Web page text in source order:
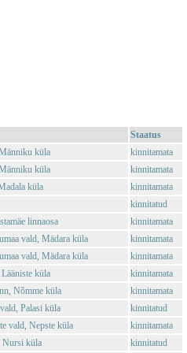
Staatus
küla
kinnitamata
küla
kinnitamata
küla
kinnitamata
kinnitatud
linnaosa
kinnitamata
vald, Mädara küla
kinnitamata
vald, Mädara küla
kinnitamata
küla
kinnitamata
Nõmme küla
kinnitamata
Palasi küla
kinnitatud
vald, Nepste küla
kinnitamata
Nursi küla
kinnitatud